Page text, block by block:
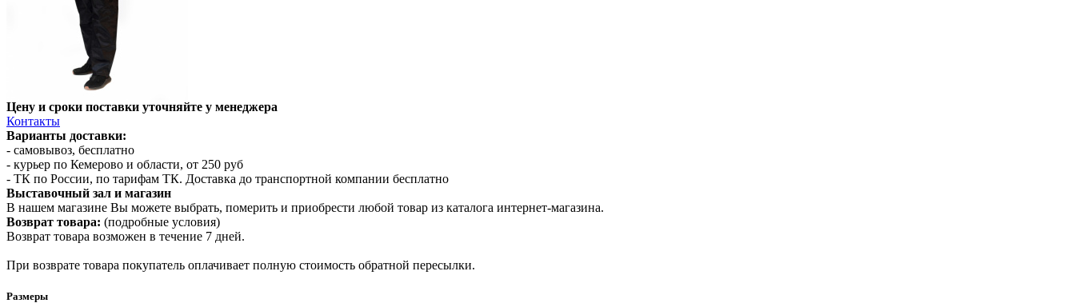
Цену и сроки поставки уточняйте у менеджера
Контакты
Варианты доставки:
- самовывоз, бесплатно
- курьер по Кемерово и области, от 250 руб
- ТК по России, по тарифам ТК. Доставка до транспортной компании бесплатно
Выставочный зал и магазин
В нашем магазине Вы можете выбрать, померить и приобрести любой товар из каталога интернет-магазина.
Возврат товара: (подробные условия)
Возврат товара возможен в течение 7 дней.
При возврате товара покупатель оплачивает полную стоимость обратной пересылки.
Размеры